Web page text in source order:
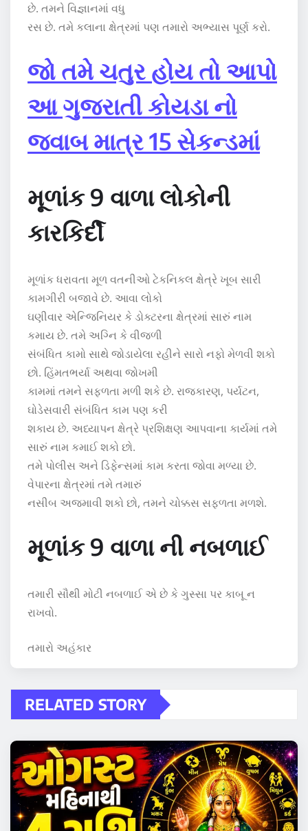
છે. તમને વિજ્ઞાનમાં વધુ
રસ છે. તમે કલાના ક્ષેત્રમાં પણ તમારો અભ્યાસ પૂર્ણ કરો.
જો તમે ચતુર હોય તો આપો
આ ગુજરાતી કોયડા નો
જવાબ માત્ર 15 સેકન્ડમાં
મૂળાંક 9 વાળા લોકોની
કારકિર્દી
મૂળાંક ધરાવતા મૂળ વતનીઓ ટેકનિકલ ક્ષેત્રે ખૂબ સારી
કામગીરી બજાવે છે. આવા લોકો
ઘણીવાર એન્જિનિયર કે ડોક્ટરના ક્ષેત્રમાં સારું નામ
કમાય છે. તમે અગ્નિ કે વીજળી
સંબંધિત કામો સાથે જોડાયેલા રહીને સારો નફો મેળવી શકો
છો. હિંમતભર્યા અથવા જોખમી
કામમાં તમને સફળતા મળી શકે છે. રાજકારણ, પર્યટન,
ઘોડેસવારી સંબંધિત કામ પણ કરી
શકાય છે. અધ્યાપન ક્ષેત્રે પ્રશિક્ષણ આપવાના કાર્યમાં તમે
સારું નામ કમાઈ શકો છો.
તમે પોલીસ અને ડિફેન્સમાં કામ કરતા જોવા મળ્યા છે.
વેપારના ક્ષેત્રમાં તમે તમારું
નસીબ અજમાવી શકો છો, તમને ચોક્કસ સફળતા મળશે.
મૂળાંક 9 વાળા ની નબળાઈ
તમારી સૌથી મોટી નબળાઈ એ છે કે ગુસ્સા પર કાબૂ ન
રાખવો.
તમારો અહંકાર
RELATED STORY